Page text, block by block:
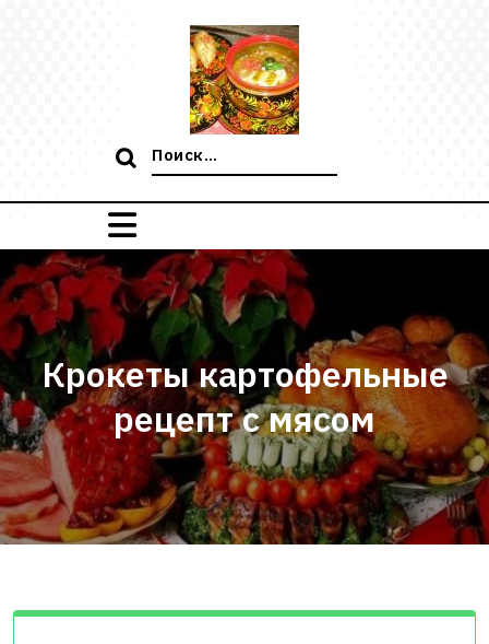
Поиск:
Крокеты картофельные
рецепт с мясом